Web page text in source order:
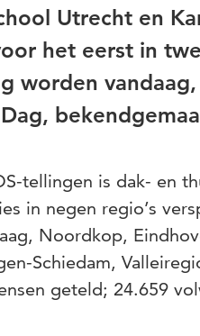
Utrecht en
het eerst in
worden
tellingen is dak- en
in negen regio’s
Noordkop,
Schiedam,
geteld; 24.659